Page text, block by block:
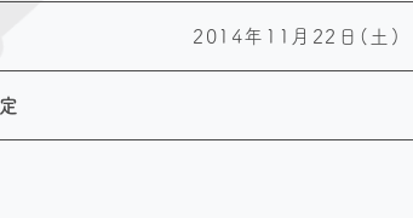
2014年11月22日(土)